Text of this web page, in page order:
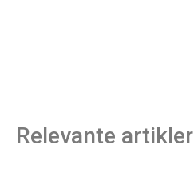
Relevante artikler